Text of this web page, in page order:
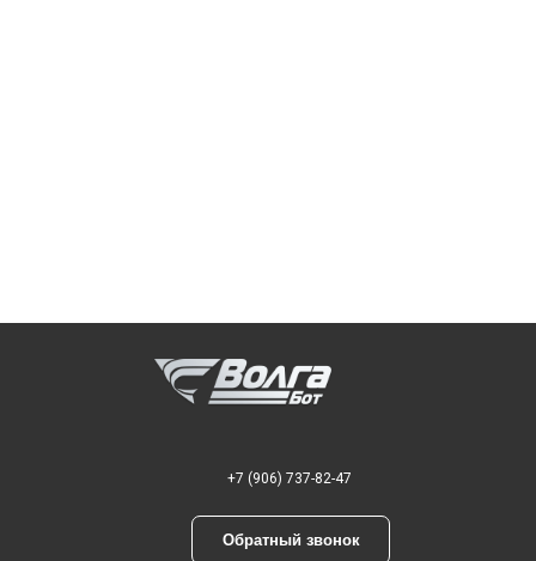
+7 (906) 737-82-47
Обратный звонок